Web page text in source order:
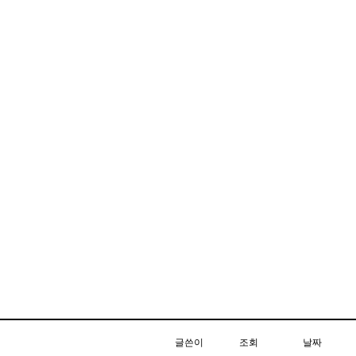
글쓴이 조회 날짜